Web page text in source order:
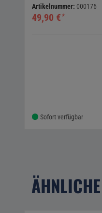
Artikelnummer: 000176
49,90 €*
Sofort verfügbar